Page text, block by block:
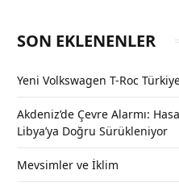
SON EKLENENLER
Yeni Volkswagen T-Roc
Akdeniz’de Çevre Alarmı:
Libya’ya Doğru Sürükleniyor
Mevsimler ve İklim